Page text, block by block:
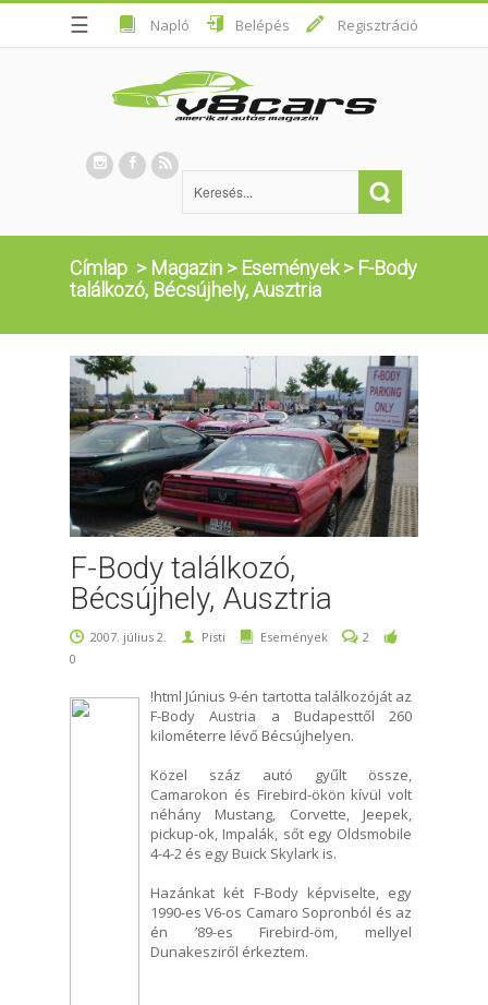
☰ Napló Belépés Regisztráció
Címlap > Magazin > Események> F-Body
találkozó, Bécsújhely, Ausztria
F-Body találkozó,
Bécsújhely, Ausztria
2007. július 2. Pisti Események
2
0
!html Június 9-én tartotta találkozóját az
F-Body Austria a Budapesttől 260
kilométerre lévő Bécsújhelyen.
Közel száz autó gyűlt össze,
Camarokon és Firebird-ökön kívül volt
néhány Mustang, Corvette, Jeepek,
pickup-ok, Impalák, sőt egy Oldsmobile
4-4-2 és egy Buick Skylark is.
Hazánkat két F-Body képviselte, egy
1990-es V6-os Camaro Sopronból és az
én ’89-es Firebird-öm, mellyel
Dunakesziről érkeztem.